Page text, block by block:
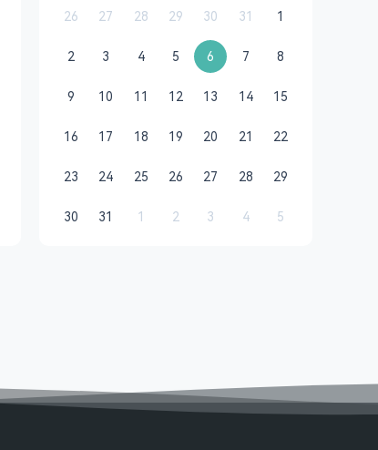
26 27 28 29 30 31 1
2 3 4 5 6 7 8
9 10 11 12 13 14 15
16 17 18 19 20 21 22
23 24 25 26 27 28 29
30 31 1 2 3 4 5